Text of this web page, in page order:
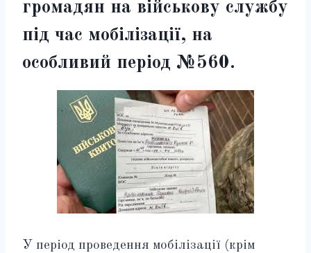
громадян на військову службу
під час мобілізації, на
особливий період №560.
У період проведення мобілізації (крім